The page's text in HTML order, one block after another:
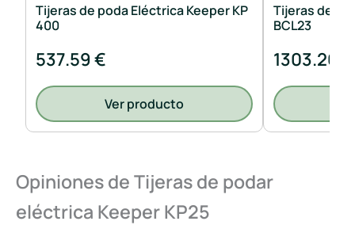
Tijeras de poda Eléctrica Keeper KP
400
537.59 €
Ver producto
Tijeras de
BCL23
1303.26 €
Opiniones de Tijeras de podar
eléctrica Keeper KP25